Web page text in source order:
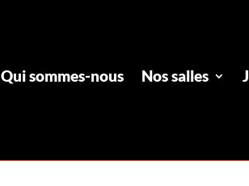
Qui sommes-nous Nos salles